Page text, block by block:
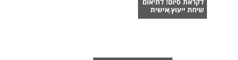
לקראת סיום! לתיאום
שיחת ייעוץ אישית